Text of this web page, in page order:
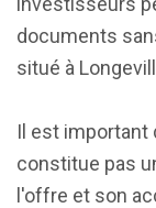
documents
situé à
Il est important
constitue pas
l'offre et son